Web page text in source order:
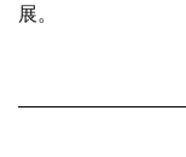
展。